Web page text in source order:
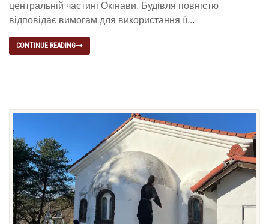
центральній частині Окінави. Будівля повністю
відповідає вимогам для використання її...
CONTINUE READING